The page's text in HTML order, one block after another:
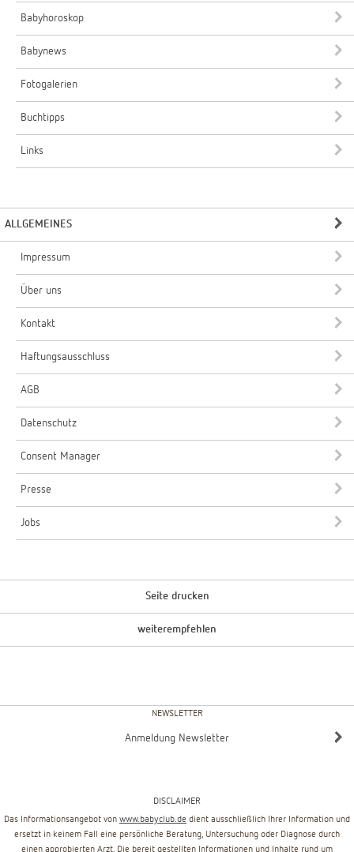
Babyhoroskop
Babynews
Fotogalerien
Buchtipps
Links
ALLGEMEINES
Impressum
Über uns
Kontakt
Haftungsausschluss
AGB
Datenschutz
Consent Manager
Presse
Jobs
Seite drucken
weiterempfehlen
NEWSLETTER
Anmeldung Newsletter
DISCLAIMER
Das Informationsangebot von www.babyclub.de dient ausschließlich Ihrer Information und
ersetzt in keinem Fall eine persönliche Beratung, Untersuchung oder Diagnose durch
einen approbierten Arzt. Die bereit gestellten Informationen und Inhalte rund um